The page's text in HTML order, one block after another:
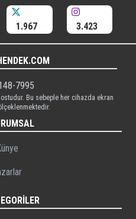
1.967 3.423
7995
Bu sebeple her cihazda ekran